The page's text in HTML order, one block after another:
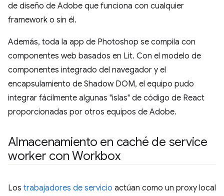
de diseño de Adobe que funciona con cualquier
framework o sin él.
Además, toda la app de Photoshop se compila con
componentes web basados en Lit. Con el modelo de
componentes integrado del navegador y el
encapsulamiento de Shadow DOM, el equipo pudo
integrar fácilmente algunas "islas" de código de React
proporcionadas por otros equipos de Adobe.
Almacenamiento en caché de service
worker con Workbox
Los trabajadores de servicio actúan como un proxy local